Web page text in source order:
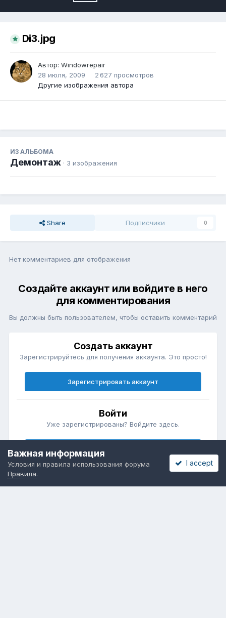
Di3.jpg
Автор: Windowrepair
28 июля, 2009
2 627 просмотров
Другие изображения автора
ИЗ АЛЬБОМА
Демонтаж · 3 изображения
Share Подписчики 0
Нет комментариев для отображения
Создайте аккаунт или войдите в него
для комментирования
Вы должны быть пользователем, чтобы оставить комментарий
Создать аккаунт
Зарегистрируйтесь для получения аккаунта. Это просто!
Зарегистрировать аккаунт
Войти
Уже зарегистрированы? Войдите здесь.
Важная информация
Условия и правила использования форума
Правила.
I accept